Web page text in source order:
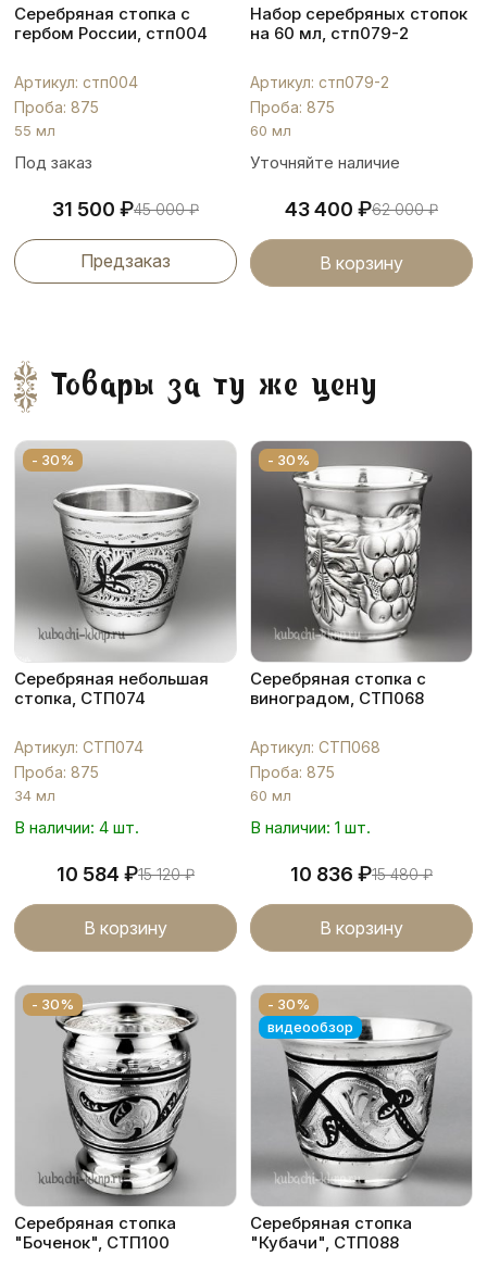
Серебряная стопка с
гербом России, стп004
Артикул: стп004
Проба: 875
55 мл
Под заказ
31 500 ₽45 000₽
Предзаказ
Набор серебряных стопок
на 60 мл, стп079-2
Артикул: стп079-2
Проба: 875
60 мл
Уточняйте наличие
43 400 ₽62 000₽
В корзину
Товары за ту же цену
- 30%
Серебряная небольшая
стопка, СТП074
Артикул: СТП074
Проба: 875
34 мл
В наличии: 4 шт.
10 584 ₽15 120₽
В корзину
- 30%
Серебряная стопка с
виноградом, СТП068
Артикул: СТП068
Проба: 875
60 мл
В наличии: 1 шт.
10 836 ₽15 480₽
В корзину
- 30%
Серебряная стопка
"Боченок", СТП100
- 30%
видеообзор
Серебряная стопка
"Кубачи", СТП088